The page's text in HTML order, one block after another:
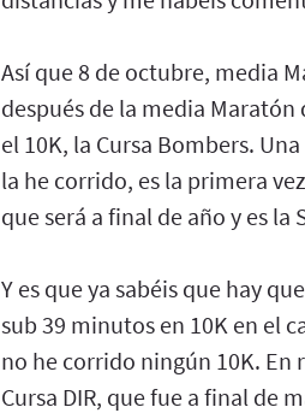
Así que 8 de octubre, media
después de la media
el 10K, la Cursa Bombers.
la he corrido, es la primera
que será a final de año y es
Y es que ya sabéis que hay
sub 39 minutos en 10K en el
no he corrido ningún 10K. En
Cursa DIR, que fue a final de